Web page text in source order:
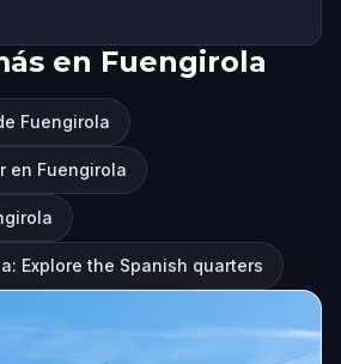
en Fuengirola
Fuengirola
en Fuengirola
Explore the Spanish quarters